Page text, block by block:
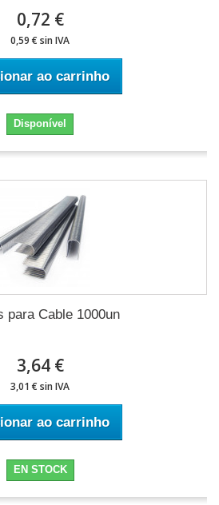
0,72 €
0,59 € sin IVA
ao carrinho
Disponível
para Cable 1000un
3,64 €
3,01 € sin IVA
ao carrinho
EN STOCK